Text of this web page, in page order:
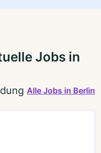
Jobs in
Alle Jobs in Berlin